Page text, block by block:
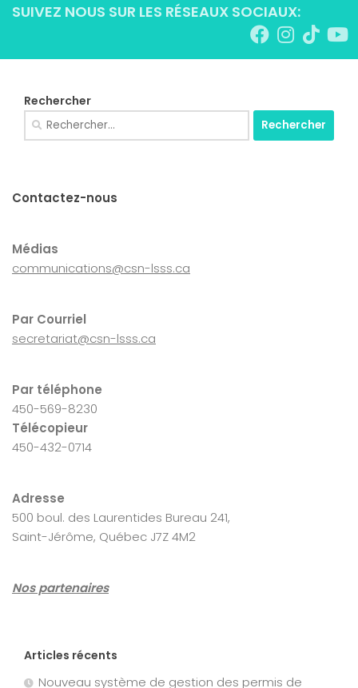
SUIVEZ NOUS SUR LES RÉSEAUX SOCIAUX:
Rechercher
Rechercher :
Contactez-nous
Médias
communications@csn-lsss.ca
Par Courriel
secretariat@csn-lsss.ca
Par téléphone
450-569-8230
Télécopieur
450-432-0714
Adresse
500 boul. des Laurentides Bureau 241,
Saint-Jérôme, Québec J7Z 4M2
Nos partenaires
Articles récents
Nouveau système de gestion des permis de